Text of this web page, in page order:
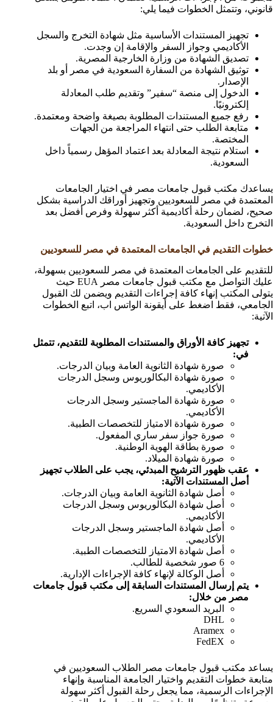
قانوني، وتتمثل الخطوات فيما يلي:
تجهيز المستندات الأساسية مثل شهادة التخرج والسجل
الأكاديمي وجواز السفر والإقامة إن وجدت.
تصديق الشهادة من وزارة الخارجية المصرية.
توثيق الشهادة من السفارة السعودية في مصر أو بلد
الإصدار.
الدخول إلى منصة “سفير” وتقديم طلب المعادلة
إلكترونيًا.
رفع جميع المستندات المطلوبة بصيغة واضحة ومعتمدة.
متابعة الطلب حتى انتهاء المراجعة من الجهات
المختصة.
استلام نتيجة المعادلة بعد اعتماد المؤهل رسمياً داخل
السعودية.
يساعدك مكتب قبول جامعات مصر في اختيار الجامعات
المعتمدة في مصر للسعوديين وتجهيز أوراقك الدراسية بشكل
صحيح، لضمان رحلة أكاديمية أكثر سهولة وفرص أفضل بعد
التخرج داخل السعودية.
خطوات التقديم في الجامعات المعتمدة في مصر للسعوديين
للتقديم على الجامعات المعتمدة في مصر للسعوديين بسهولة،
عليك التواصل مع مكتب قبول جامعات مصر EUA حيث
يتولى المكتب إنهاء كافة إجراءات التقديم ويضمن لك القبول
الجامعي، فقط اضغط على أيقونة الواتس اب، اتبع الخطوات
الآتية:
تجهيز كافة الأوراق والمستندات المطلوبة للتقديم، تتمثل
في:
صورة شهادة الثانوية العامة وبيان الدرجات.
صورة شهادة البكالوريوس وسجل الدرجات
الأكاديمي.
صورة شهادة الماجستير وسجل الدرجات
الأكاديمي.
صورة شهادة الامتياز للتخصصات الطبية.
صورة جواز سفر ساري المفعول.
صورة بطاقة الهوية الوطنية.
صورة شهادة الميلاد.
عقب ظهور الترشيح المبدئي، يجب على الطلاب تجهيز
أصل المستندات الآتية:
أصل شهادة الثانوية العامة وبيان الدرجات.
أصل شهادة البكالوريوس وسجل الدرجات
الأكاديمي.
أصل شهادة الماجستير وسجل الدرجات
الأكاديمي.
أصل شهادة الامتياز للتخصصات الطبية.
6 صور شخصية للطالب.
أصل الوكالة لإنهاء كافة الإجراءات الإدارية.
يتم إرسال المستندات السابقة إلى مكتب قبول جامعات
مصر من خلال:
البريد السعودي السريع.
DHL
Aramex
FedEX
يساعد مكتب قبول جامعات مصر الطلاب السعوديين في
متابعة خطوات التقديم واختيار الجامعة المناسبة وإنهاء
الإجراءات الرسمية، مما يجعل رحلة القبول أكثر سهولة